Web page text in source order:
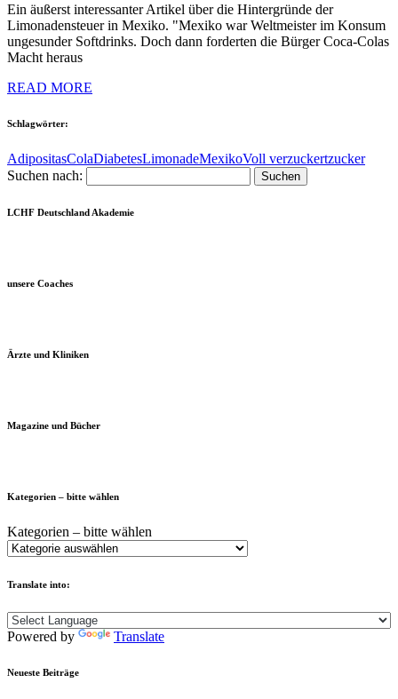
Ein äußerst interessanter Artikel über die Hintergründe der
Limonadensteuer in Mexiko. "Mexiko war Weltmeister im Konsum
ungesunder Softdrinks. Doch dann forderten die Bürger Coca-Colas
Macht heraus
READ MORE
Schlagwörter:
AdipositasColaDiabetesLimonadeMexikoVoll verzuckertzucker
Suchen nach:
LCHF Deutschland Akademie
unsere Coaches
Ärzte und Kliniken
Magazine und Bücher
Kategorien – bitte wählen
Kategorien – bitte wählen
Translate into:
Powered by Translate
Neueste Beiträge